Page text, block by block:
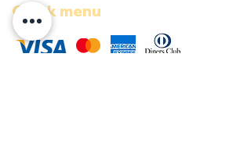
Quick menu